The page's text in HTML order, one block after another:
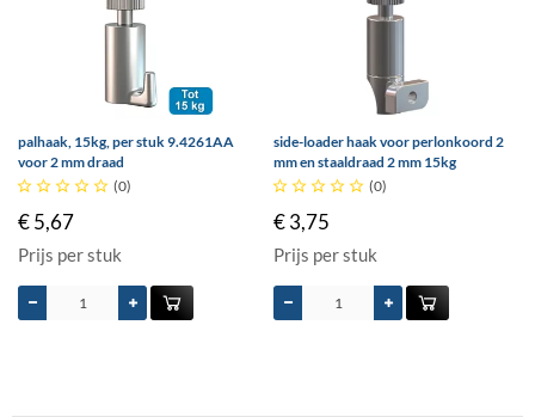
palhaak, 15kg, per stuk 9.4261AA
voor 2 mm draad
     (0)
€ 5,67
Prijs per stuk
side-loader haak voor perlonkoord 2
mm en staaldraad 2 mm 15kg
     (0)
€ 3,75
Prijs per stuk